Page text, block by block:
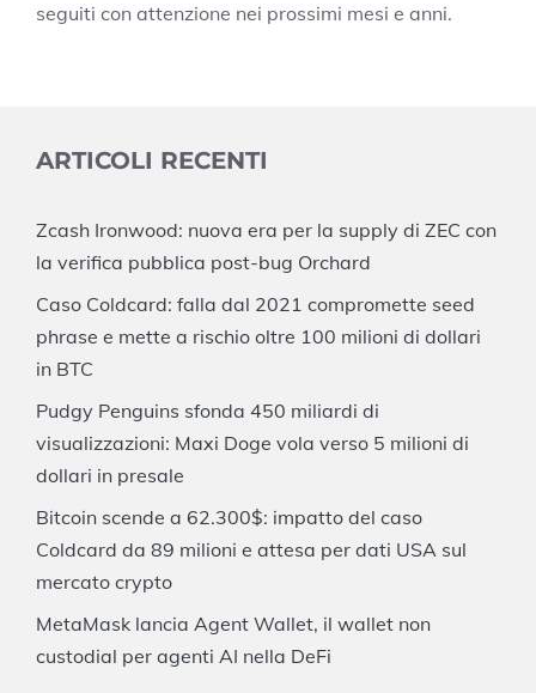
seguiti con attenzione nei prossimi mesi e anni.
ARTICOLI RECENTI
Zcash Ironwood: nuova era per la supply di ZEC con
la verifica pubblica post-bug Orchard
Caso Coldcard: falla dal 2021 compromette seed
phrase e mette a rischio oltre 100 milioni di dollari
in BTC
Pudgy Penguins sfonda 450 miliardi di
visualizzazioni: Maxi Doge vola verso 5 milioni di
dollari in presale
Bitcoin scende a 62.300$: impatto del caso
Coldcard da 89 milioni e attesa per dati USA sul
mercato crypto
MetaMask lancia Agent Wallet, il wallet non
custodial per agenti AI nella DeFi